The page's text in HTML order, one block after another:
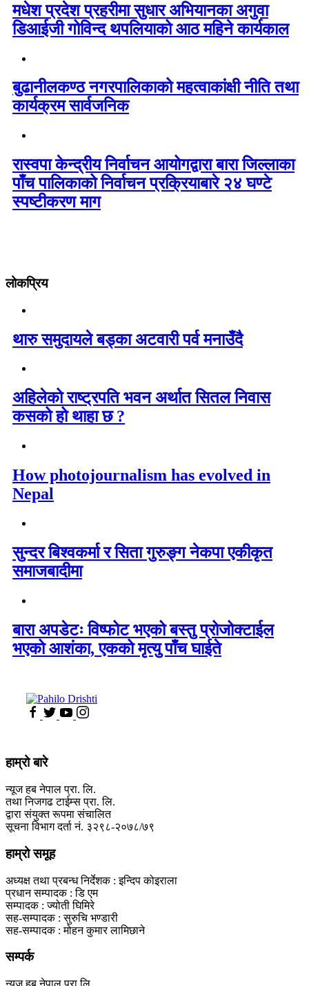
मधेश प्रदेश प्रहरीमा सुधार अभियानका अगुवा
डिआईजी गोविन्द थपलियाको आठ महिने कार्यकाल
बुढानीलकण्ठ नगरपालिकाको महत्वाकांक्षी नीति तथा
कार्यक्रम सार्वजनिक
रास्वपा केन्द्रीय निर्वाचन आयोगद्वारा बारा जिल्लाका
पाँच पालिकाको निर्वाचन प्रक्रियाबारे २४ घण्टे
स्पष्टीकरण माग
लोकप्रिय
थारु समुदायले बड्का अटवारी पर्व मनाउँदै
अहिलेको राष्ट्रपति भवन अर्थात सितल निवास
कसको हो थाहा छ ?
How photojournalism has evolved in
Nepal
सुन्दर बिश्वकर्मा र सिता गुरुङ्ग नेकपा एकीकृत
समाजबादीमा
बारा अपडेटः विष्फोट भएको बस्तु प्रोजोक्टाईल
भएको आशंका, एकको मृत्यु पाँच घाईते
हाम्रो बारे
न्यूज हब नेपाल प्रा. लि.
तथा निजगढ टाईम्स प्रा. लि.
द्वारा संयुक्त रूपमा संचालित
सूचना विभाग दर्ता नं. ३२९८-२०७८/७९
हाम्रो समूह
अध्यक्ष तथा प्रबन्ध निर्देशक : इन्दिप कोइराला
प्रधान सम्पादक : डि एम
सम्पादक : ज्योती घिमिरे
सह-सम्पादक : सुरुचि भण्डारी
सह-सम्पादक : मोहन कुमार लामिछाने
सम्पर्क
न्यूज हब नेपाल प्रा.लि.